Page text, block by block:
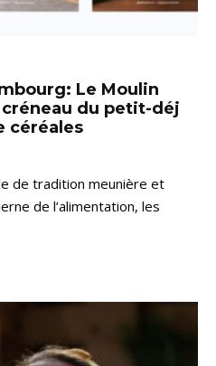
Le Moulin
créneau du petit-déj
céréales
de tradition meunière et
de l’alimentation, les